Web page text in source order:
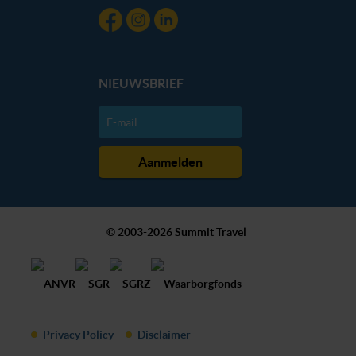
NIEUWSBRIEF
© 2003-2026 Summit Travel
Privacy Policy Disclaimer